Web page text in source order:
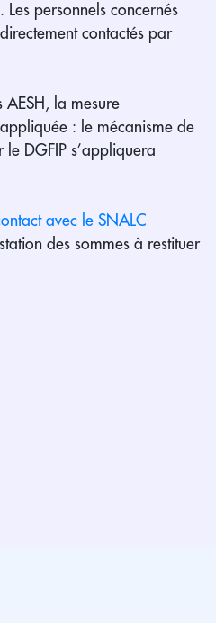
personnels concernés
contactés par
AESH, la mesure
: le mécanisme de
le DGFIP s’appliquera
avec le SNALC
des sommes à restituer